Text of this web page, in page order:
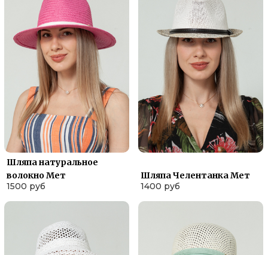
Шляпа натуральное
волокно Мет
1500 руб
Шляпа Челентанка Мет
1400 руб